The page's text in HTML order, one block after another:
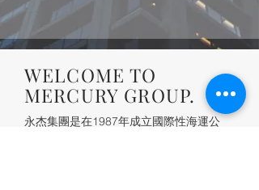
WELCOME TO
MERCURY GROUP.
永杰集團是在1987年成立國際性海運公